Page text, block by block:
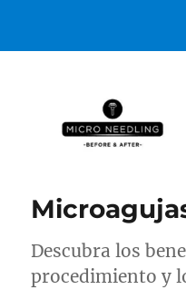
Descubra los
procedimiento y